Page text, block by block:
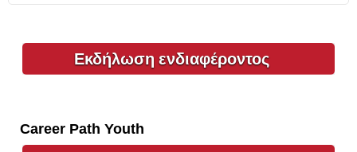
Εκδήλωση ενδιαφέροντος
Career Path Youth